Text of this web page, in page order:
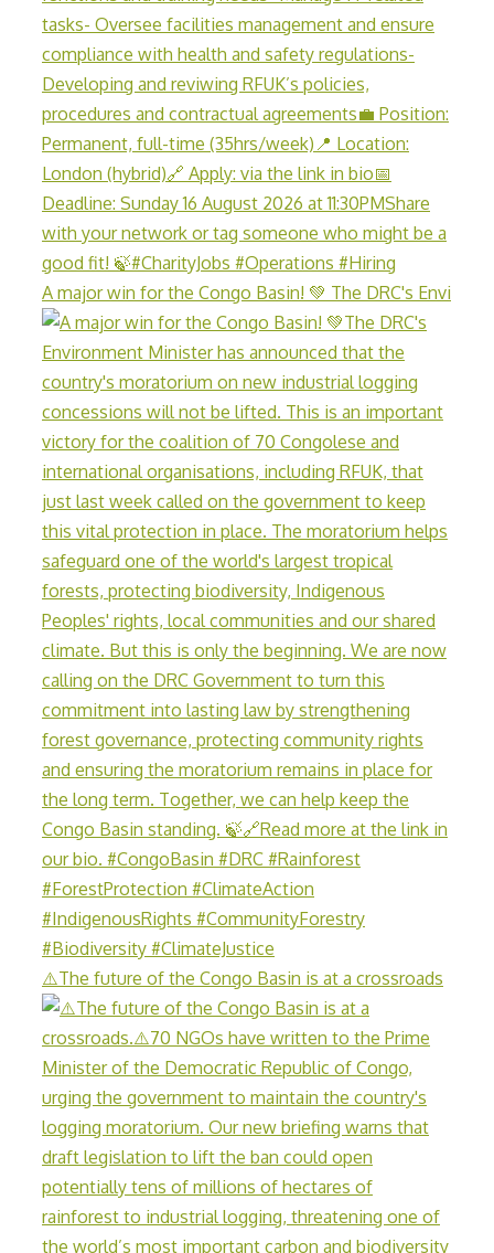
A major win for the Congo Basin! 💚 The DRC's Envi
⚠️The future of the Congo Basin is at a crossroads